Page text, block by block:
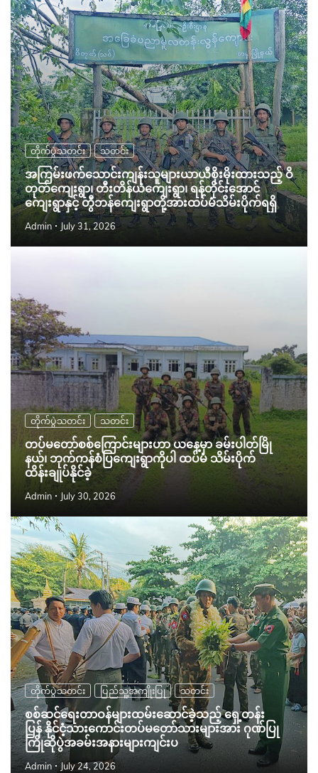
တိုက်ပွဲသတင်း သတင်း
အကြမ်းဖက်သောင်းကျန်းသူများယာယီစိုးမိုးထားသည့် ဝိ
တုတ်ကျေးရွာ၊ တီးတိန်ယံကျေးရွာ၊ ရန်တိုင်းအောင်
ကျေးရွာနှင့် တွီဘန်ကျေးရွာတို့အားထပ်မံသိမ်းပိုက်ရရှိ
Admin July 31, 2026
တိုက်ပွဲသတင်း သတင်း
တပ်မတော်စစ်ကြောင်းများဟာ ယနေ့မှာ ခမ်းပါတ်မြို
နယ်၊ ဘုက်ကန်စံပြကျေးရွာကိုပါ ထပ်မံ သိမ်းပိုက်
ထိန်းချုပ်နိုင်ခဲ့
Admin July 30, 2026
တိုက်ပွဲသတင်း ပြည်သူ့အကျိုးပြု သတင်း
စစ်ဆင်ရေးတာဝန်များထမ်းဆောင်ခဲ့သည့် ရှေ့တန်း
ပြန် နိုင်ငံ့သားကောင်းတပ်မတော်သားများအား ဂုဏ်ပြု
ကြိုဆိုပွဲအခမ်းအနားများကျင်းပ
Admin July 24, 2026